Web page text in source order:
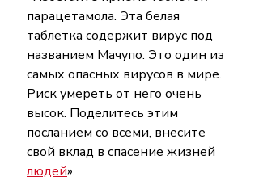
парацетамола. Эта белая
таблетка содержит вирус под
названием Мачупо. Это один из
самых опасных вирусов в мире.
Риск умереть от него очень
высок. Поделитесь этим
посланием со всеми, внесите
свой вклад в спасение жизней
людей».